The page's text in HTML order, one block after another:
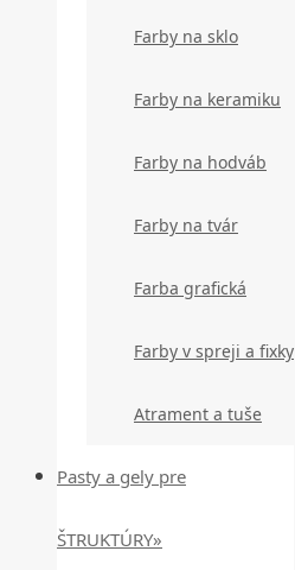
Farby na sklo
Farby na keramiku
Farby na hodváb
Farby na tvár
Farba grafická
Farby v spreji a fixky
Atrament a tuše
Pasty a gely pre
ŠTRUKTÚRY»